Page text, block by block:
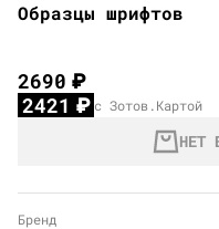
Образцы шрифтов
2690₽
2421₽ с Зотов.Картой
НЕТ
Бренд